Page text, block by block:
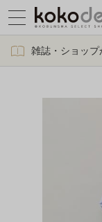
雑誌・ショップ